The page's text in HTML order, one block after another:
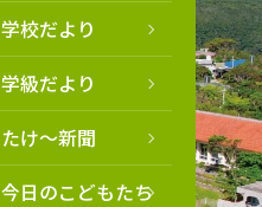
学校だより
学級だより
たけ～新聞
今日のこどもたち